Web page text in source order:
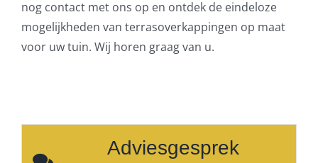
nog contact met ons op en ontdek de eindeloze
mogelijkheden van terrasoverkappingen op maat
voor uw tuin. Wij horen graag van u.
Adviesgesprek